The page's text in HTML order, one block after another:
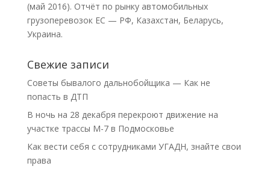
(май 2016). Отчёт по рынку автомобильных
грузоперевозок ЕС — РФ, Казахстан, Беларусь,
Украина.
Свежие записи
Советы бывалого дальнобойщика — Как не
попасть в ДТП
В ночь на 28 декабря перекроют движение на
участке трассы М-7 в Подмосковье
Как вести себя с сотрудниками УГАДН, знайте свои
права